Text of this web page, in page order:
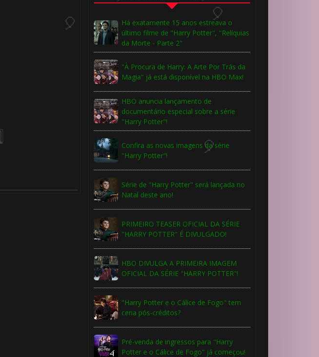
Há exatamente 15 anos estreava o
último filme de "Harry Potter", "Relíquias
da Morte - Parte 2"
"À Procura de Harry: A Arte Por Trás da
Magia" já está disponível na HBO Max!
HBO anuncia lançamento de
documentário especial sobre a série
"Harry Potter"!
Confira as novas imagens da série
"Harry Potter"!
Série de "Harry Potter" será lançada no
Natal deste ano!
PRIMEIRO TEASER OFICIAL DA SÉRIE
"HARRY POTTER" É DIVULGADO!
HBO DIVULGA A PRIMEIRA IMAGEM
OFICIAL DA SÉRIE "HARRY POTTER"!
"Harry Potter e o Cálice de Fogo" tem
cena pós-créditos?
Pré-venda de ingressos para "Harry
Potter e o Cálice de Fogo" já começou!